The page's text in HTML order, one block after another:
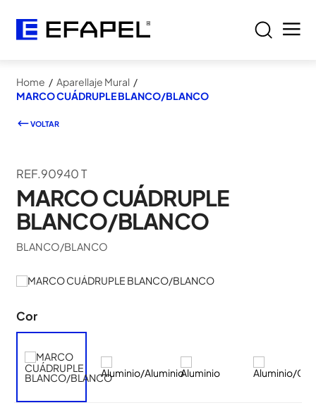
Home / Aparellaje Mural /
MARCO CUÁDRUPLE BLANCO/BLANCO
VOLTAR
REF.90940 T
MARCO CUÁDRUPLE
BLANCO/BLANCO
BLANCO/BLANCO
Cor